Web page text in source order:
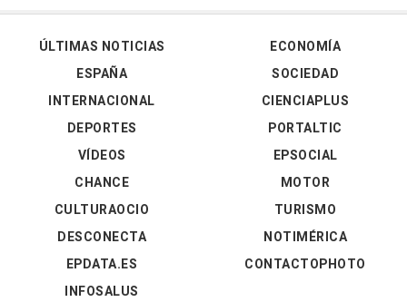
ÚLTIMAS NOTICIAS
ESPAÑA
INTERNACIONAL
DEPORTES
VÍDEOS
ECONOMÍA
SOCIEDAD
CIENCIAPLUS
PORTALTIC
EPSOCIAL
CHANCE
CULTURAOCIO
DESCONECTA
EPDATA.ES
INFOSALUS
MOTOR
TURISMO
NOTIMÉRICA
CONTACTOPHOTO